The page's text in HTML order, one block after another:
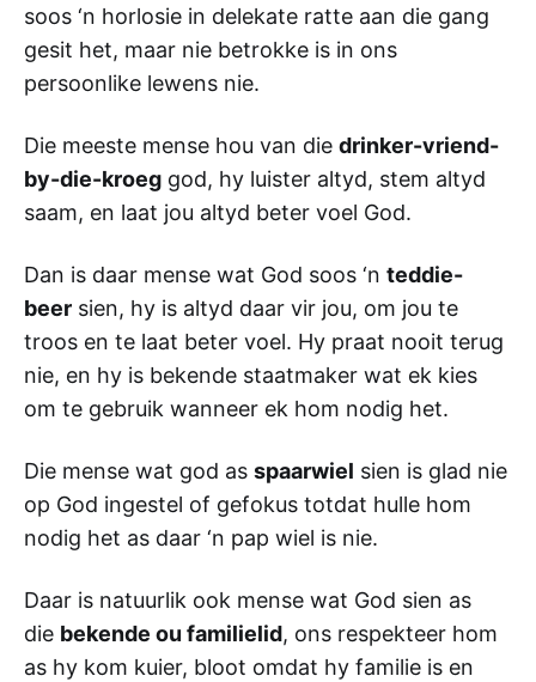
soos ‘n horlosie in delekate ratte aan die gang
gesit het, maar nie betrokke is in ons
persoonlike lewens nie.
Die meeste mense hou van die drinker-vriend-
by-die-kroeg god, hy luister altyd, stem altyd
saam, en laat jou altyd beter voel God.
Dan is daar mense wat God soos ‘n teddie-
beer sien, hy is altyd daar vir jou, om jou te
troos en te laat beter voel. Hy praat nooit terug
nie, en hy is bekende staatmaker wat ek kies
om te gebruik wanneer ek hom nodig het.
Die mense wat god as spaarwiel sien is glad nie
op God ingestel of gefokus totdat hulle hom
nodig het as daar ‘n pap wiel is nie.
Daar is natuurlik ook mense wat God sien as
die bekende ou familielid, ons respekteer hom
as hy kom kuier, bloot omdat hy familie is en